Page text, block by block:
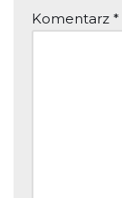
Komentarz *